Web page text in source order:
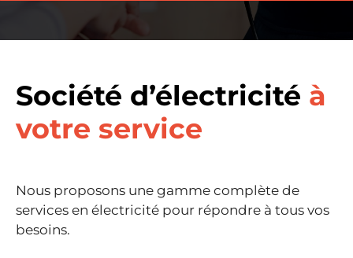
Société d’électricité à
votre service
Nous proposons une gamme complète de
services en électricité pour répondre à tous vos
besoins.